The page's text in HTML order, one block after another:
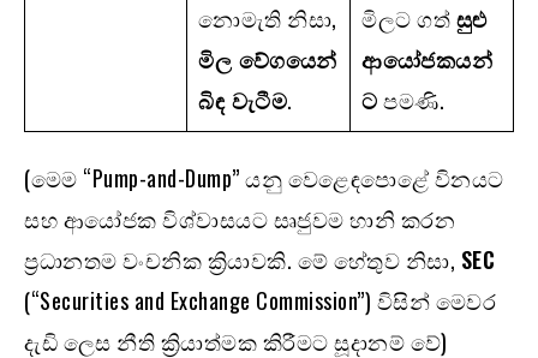
නොමැති නිසා,
මිල වේගයෙන්
බිඳ වැටීම.
මිලට ගත්සුළු
ආයෝජකයන්
ටපමණි.
(මෙම “Pump-and-Dump” යනු වෙළෙඳපොළේ විනයට
සහ ආයෝජක විශ්වාසයට සෘජුවම හානි කරන
ප්‍රධානතම වංචනික ක්‍රියාවකි. මේ හේතුව නිසා, SEC
(“Securities and Exchange Commission”) විසින් මෙවර
දැඩි ලෙස නීති ක්‍රියාත්මක කිරීමට සූදානම් වේ)